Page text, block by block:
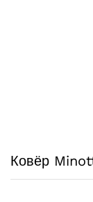
Ковёр